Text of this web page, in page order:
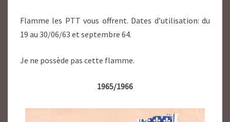
Flamme les PTT vous offrent. Dates d’utilisation: du
19 au 30/06/63 et septembre 64.
Je ne possède pas cette flamme.
1965/1966